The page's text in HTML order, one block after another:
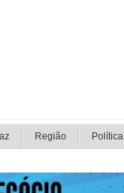
Região Política